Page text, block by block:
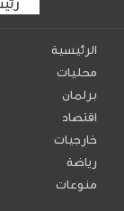
الرئيسية
محليات
برلمان
اقتصاد
خارجيات
رياضة
منوعات